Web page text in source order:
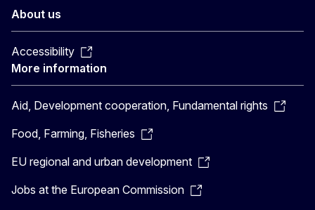
About us
Accessibility
More information
Aid, Development cooperation, Fundamental rights
Food, Farming, Fisheries
EU regional and urban development
Jobs at the European Commission